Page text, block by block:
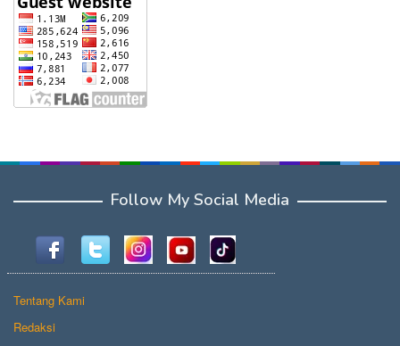
Follow My Social Media
Tentang Kami
Redaksi